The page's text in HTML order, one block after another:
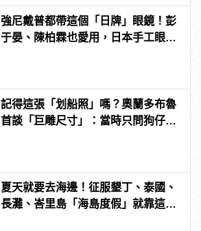
強尼戴普都帶這個「日牌」眼鏡！彭
于晏、陳柏霖也愛用，日本手工眼鏡
記得這張「划船照」嗎？奧蘭多布魯
首談「巨雕尺寸」：當時只問狗仔，
夏天就要去海邊！征服墾丁、泰國、
長灘、峇里島「海島度假」就靠這10